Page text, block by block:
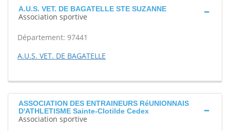
A.U.S. VET. DE BAGATELLE STE SUZANNE
Association sportive
Département: 97441
A.U.S. VET. DE BAGATELLE
ASSOCIATION DES ENTRAINEURS RéUNIONNAIS
D'ATHLETISME Sainte-Clotilde Cedex
Association sportive